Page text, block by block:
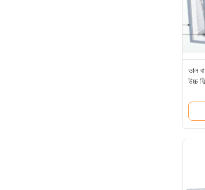
ভাল
উচ্চ